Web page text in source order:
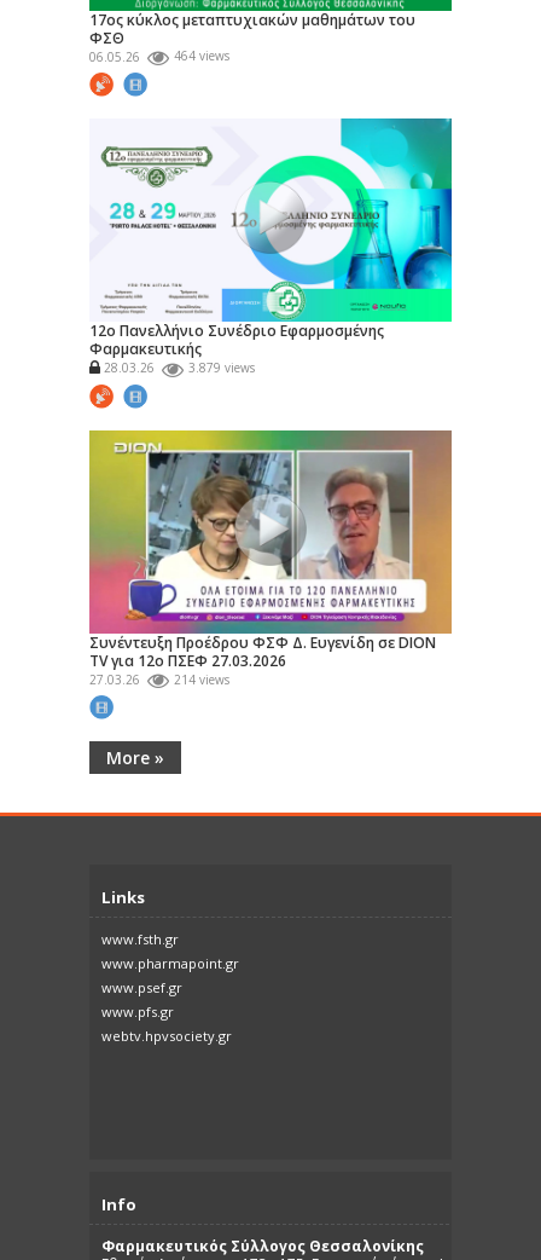
17ος κύκλος μεταπτυχιακών μαθημάτων του
ΦΣΘ
06.05.26 464 views
12ο Πανελλήνιο Συνέδριο Εφαρμοσμένης
Φαρμακευτικής
28.03.26 3.879 views
Συνέντευξη Προέδρου ΦΣΦ Δ. Ευγενίδη σε DION
TV για 12ο ΠΣΕΦ 27.03.2026
27.03.26 214 views
More »
Links
www.fsth.gr
www.pharmapoint.gr
www.psef.gr
www.pfs.gr
webtv.hpvsociety.gr
Info
Φαρμακευτικός Σύλλογος Θεσσαλονίκης